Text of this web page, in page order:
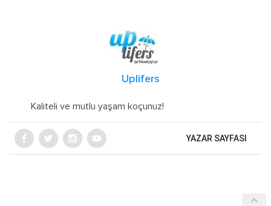
Uplifers
Kaliteli ve mutlu yaşam koçunuz!
YAZAR SAYFASI